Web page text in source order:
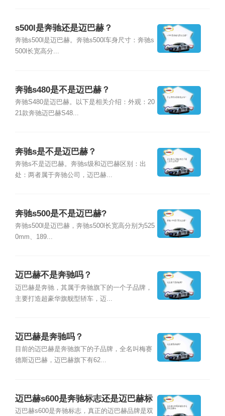
s500l是奔驰还是迈巴赫？
奔驰s500l是迈巴赫。奔驰s500l车身尺寸：奔驰s
500l长宽高分...
奔驰s480是不是迈巴赫？
奔驰S480是迈巴赫。以下是相关介绍：外观：20
21款奔驰迈巴赫S48...
奔驰s是不是迈巴赫？
奔驰s不是迈巴赫。奔驰s级和迈巴赫区别：出
处：两者属于奔驰公司，迈巴赫...
奔驰s500是不是迈巴赫?
奔驰s500l是迈巴赫，奔驰s500l长宽高分别为525
0mm、189...
迈巴赫不是奔驰吗？
迈巴赫是奔驰，其属于奔驰旗下的一个子品牌，
主要打造超豪华旗舰型轿车，迈...
迈巴赫是奔驰吗？
目前的迈巴赫是奔驰旗下的子品牌，全名叫梅赛
德斯迈巴赫，迈巴赫旗下有62...
迈巴赫s600是奔驰标志还是迈巴赫标
迈巴赫s600是奔驰标志，真正的迈巴赫品牌是双